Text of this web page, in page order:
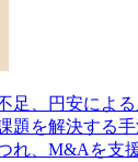
足、円安によ
題を解決する
れ、M&Aを支